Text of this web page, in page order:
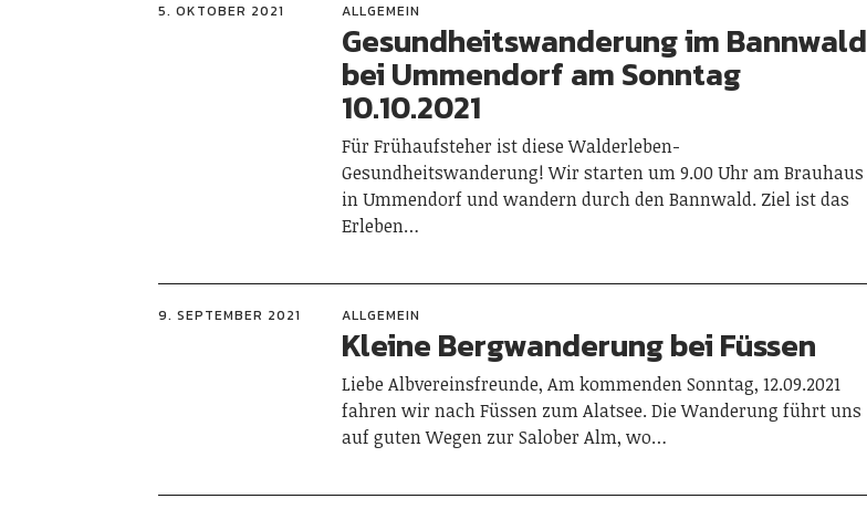
5. OKTOBER 2021 ALLGEMEIN
Gesundheitswanderung im Bannwald
bei Ummendorf am Sonntag
10.10.2021
Für Frühaufsteher ist diese Walderleben-
Gesundheitswanderung! Wir starten um 9.00 Uhr am Brauhaus
in Ummendorf und wandern durch den Bannwald. Ziel ist das
Erleben…
9. SEPTEMBER 2021 ALLGEMEIN
Kleine Bergwanderung bei Füssen
Liebe Albvereinsfreunde, Am kommenden Sonntag, 12.09.2021
fahren wir nach Füssen zum Alatsee. Die Wanderung führt uns
auf guten Wegen zur Salober Alm, wo…